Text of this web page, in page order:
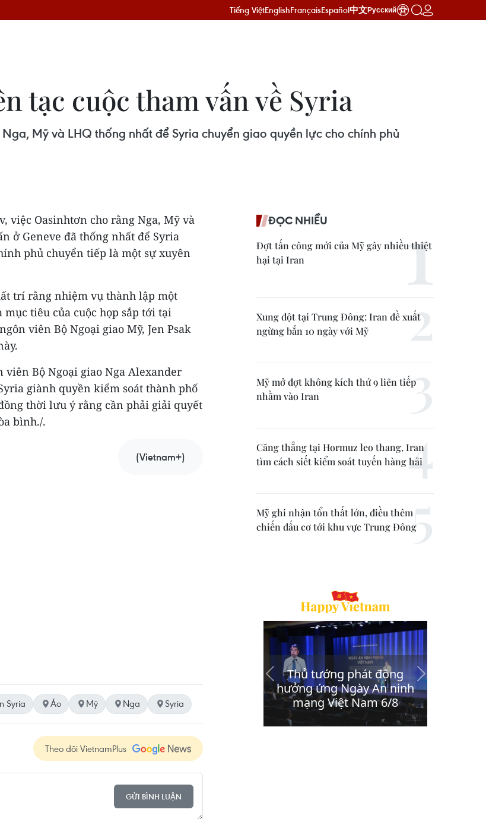
Tiếng ViệtEnglishFrançaisEspañol中文Русский
tạc cuộc tham vấn về Syria
Mỹ và LHQ thống nhất để Syria chuyển giao quyền lực cho chính phủ
việc Oasinhtơn cho rằng Nga, Mỹ và
ở Geneve đã thống nhất để Syria
phủ chuyển tiếp là một sự xuyên
trí rằng nhiệm vụ thành lập một
tiêu của cuộc họp sắp tới tại
viên Bộ Ngoại giao Mỹ, Jen Psak
Bộ Ngoại giao Nga Alexander
giành quyền kiểm soát thành phố
thời lưu ý rằng cần phải giải quyết
bình./.
(Vietnam+)
Syria Áo Mỹ Nga Syria
Theo dõi VietnamPlus
GỬI BÌNH LUẬN
ĐỌC NHIỀU
Đợt tấn công mới của Mỹ gây nhiều thiệt
hại tại Iran
Xung đột tại Trung Đông: Iran đề xuất
ngừng bắn 10 ngày với Mỹ
Mỹ mở đợt không kích thứ 9 liên tiếp
nhằm vào Iran
Căng thẳng tại Hormuz leo thang, Iran
tìm cách siết kiểm soát tuyến hàng hải
Mỹ ghi nhận tổn thất lớn, điều thêm
chiến đấu cơ tới khu vực Trung Đông